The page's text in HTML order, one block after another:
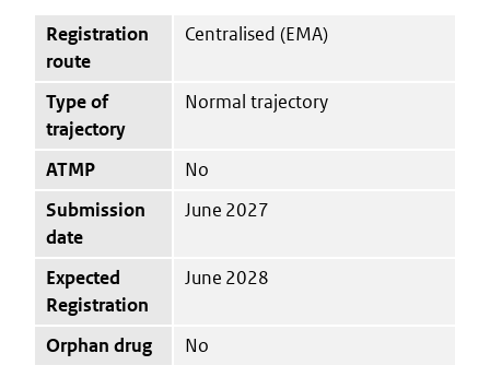
Registration
route
Centralised (EMA)
Type of
trajectory
Normal trajectory
ATMP
No
Submission
date
June 2027
Expected
Registration
June 2028
Orphan drug
No